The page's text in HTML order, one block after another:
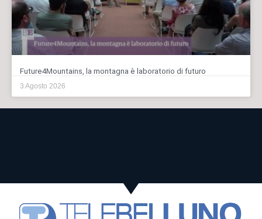
Future4Mountains, la montagna è laboratorio di futuro
3 Agosto 2026